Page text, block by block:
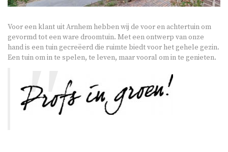
Voor een klant uit Arnhem hebben wij de voor en achtertuin om
gevormd tot een ware droomtuin. Met een ontwerp van onze
hand is een tuin gecreëerd die ruimte biedt voor het gehele gezin.
Een tuin om in te spelen, te leven, maar vooral om in te genieten.